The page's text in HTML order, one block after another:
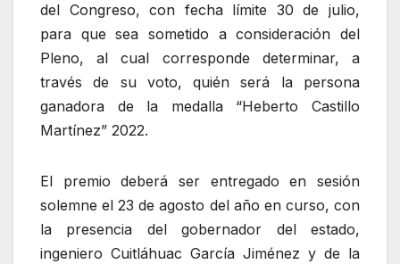
del Congreso, con fecha límite 30 de julio,
para que sea sometido a consideración del
Pleno, al cual corresponde determinar, a
través de su voto, quién será la persona
ganadora de la medalla “Heberto Castillo
Martínez” 2022.
El premio deberá ser entregado en sesión
solemne el 23 de agosto del año en curso, con
la presencia del gobernador del estado,
ingeniero Cuitláhuac García Jiménez y de la